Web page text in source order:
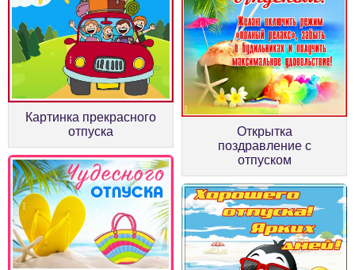
Картинка прекрасного
отпуска
Открытка
поздравление с
отпуском